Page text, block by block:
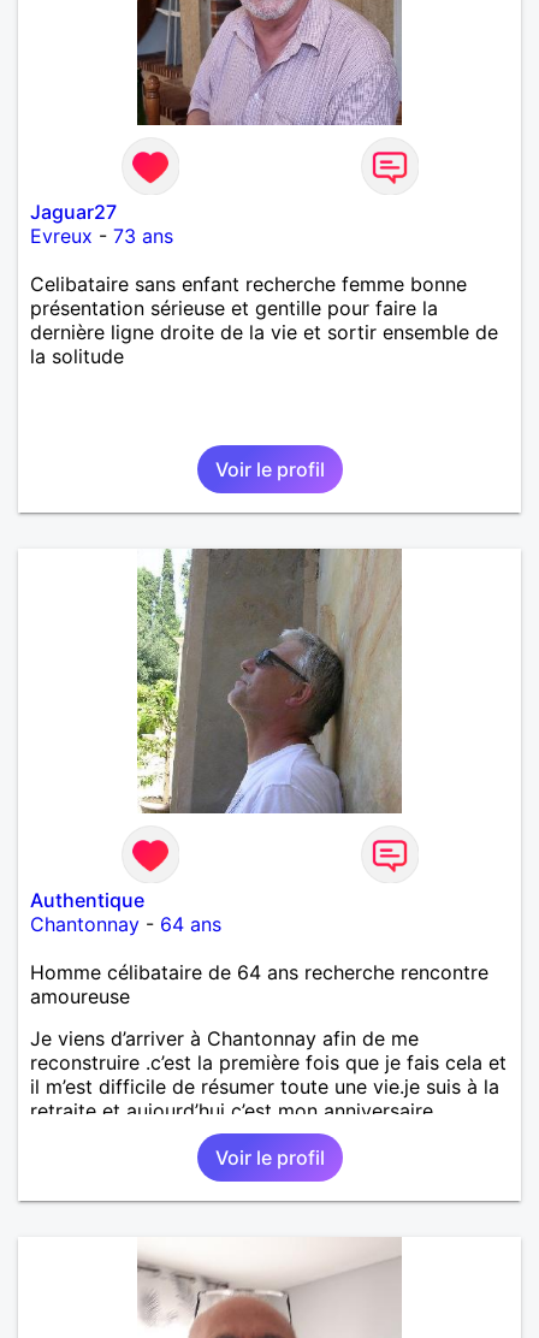
Jaguar27
Evreux - 73 ans
Celibataire sans enfant recherche femme bonne
présentation sérieuse et gentille pour faire la
dernière ligne droite de la vie et sortir ensemble de
la solitude
Voir le profil
Authentique
Chantonnay - 64 ans
Homme célibataire de 64 ans recherche rencontre
amoureuse
Je viens d’arriver à Chantonnay afin de me
reconstruire .c’est la première fois que je fais cela et
il m’est difficile de résumer toute une vie.je suis à la
retraite et aujourd’hui c’est mon anniversaire
!J’aimerais rencontrer quelqu’un qui partage les
mêmes valeurs qui font de quelqu’un un être humain
Voir le profil